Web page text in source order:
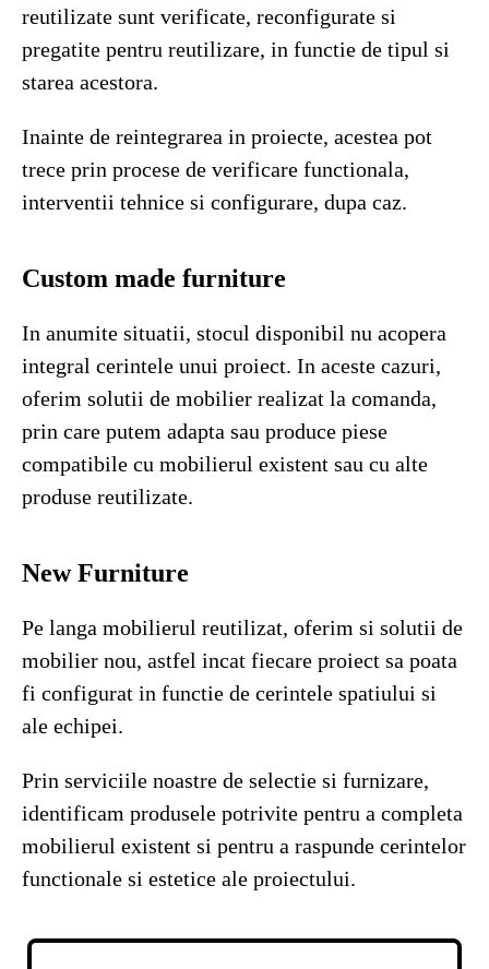
reutilizate sunt verificate, reconfigurate si
pregatite pentru reutilizare, in functie de tipul si
starea acestora.
Inainte de reintegrarea in proiecte, acestea pot
trece prin procese de verificare functionala,
interventii tehnice si configurare, dupa caz.
Custom made furniture
In anumite situatii, stocul disponibil nu acopera
integral cerintele unui proiect. In aceste cazuri,
oferim solutii de mobilier realizat la comanda,
prin care putem adapta sau produce piese
compatibile cu mobilierul existent sau cu alte
produse reutilizate.
New Furniture
Pe langa mobilierul reutilizat, oferim si solutii de
mobilier nou, astfel incat fiecare proiect sa poata
fi configurat in functie de cerintele spatiului si
ale echipei.
Prin serviciile noastre de selectie si furnizare,
identificam produsele potrivite pentru a completa
mobilierul existent si pentru a raspunde cerintelor
functionale si estetice ale proiectului.